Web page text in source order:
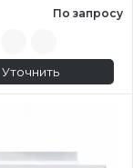
По запросу
Уточнить